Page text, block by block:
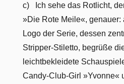
c) Ich sehe das Rotlicht,
»Die Rote Meile«, genauer:
Logo der Serie, dessen
Stripper-Stiletto, begrüße
leichtbekleidete
Candy-Club-Girl »Yvonne«